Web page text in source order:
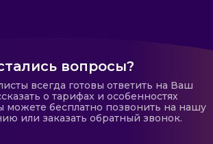
вопросы?
всегда готовы ответить на Ваш
о тарифах и особенностях
можете бесплатно позвонить на нашу
или заказать обратный звонок.